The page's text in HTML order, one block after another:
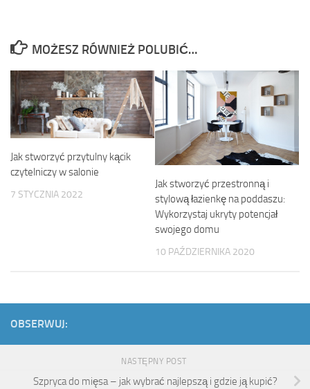
MOŻESZ RÓWNIEŻ POLUBIĆ…
Jak stworzyć przytulny kącik
czytelniczy w salonie
7 STYCZNIA 2022
Jak stworzyć przestronną i
stylową łazienkę na poddaszu:
Wykorzystaj ukryty potencjał
swojego domu
10 PAŹDZIERNIKA 2020
OBSERWUJ:
NASTĘPNY POST
Szpryca do mięsa – jak wybrać najlepszą i gdzie ją kupić?